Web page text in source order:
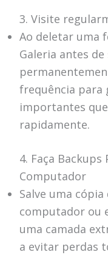
3. Visite
Ao deletar uma
Galeria antes
frequência para
importantes
rapidamente.
4. Faça
Computador
Salve uma
computador ou
uma camada
a evitar perdas